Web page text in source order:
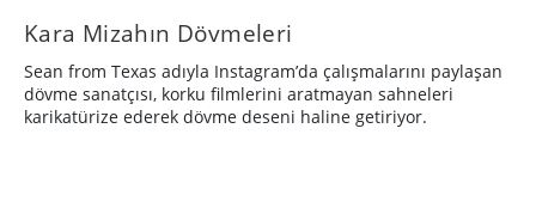
Kara Mizahın Dövmeleri
Sean from Texas adıyla Instagram’da çalışmalarını paylaşan
dövme sanatçısı, korku filmlerini aratmayan sahneleri
karikatürize ederek dövme deseni haline getiriyor.